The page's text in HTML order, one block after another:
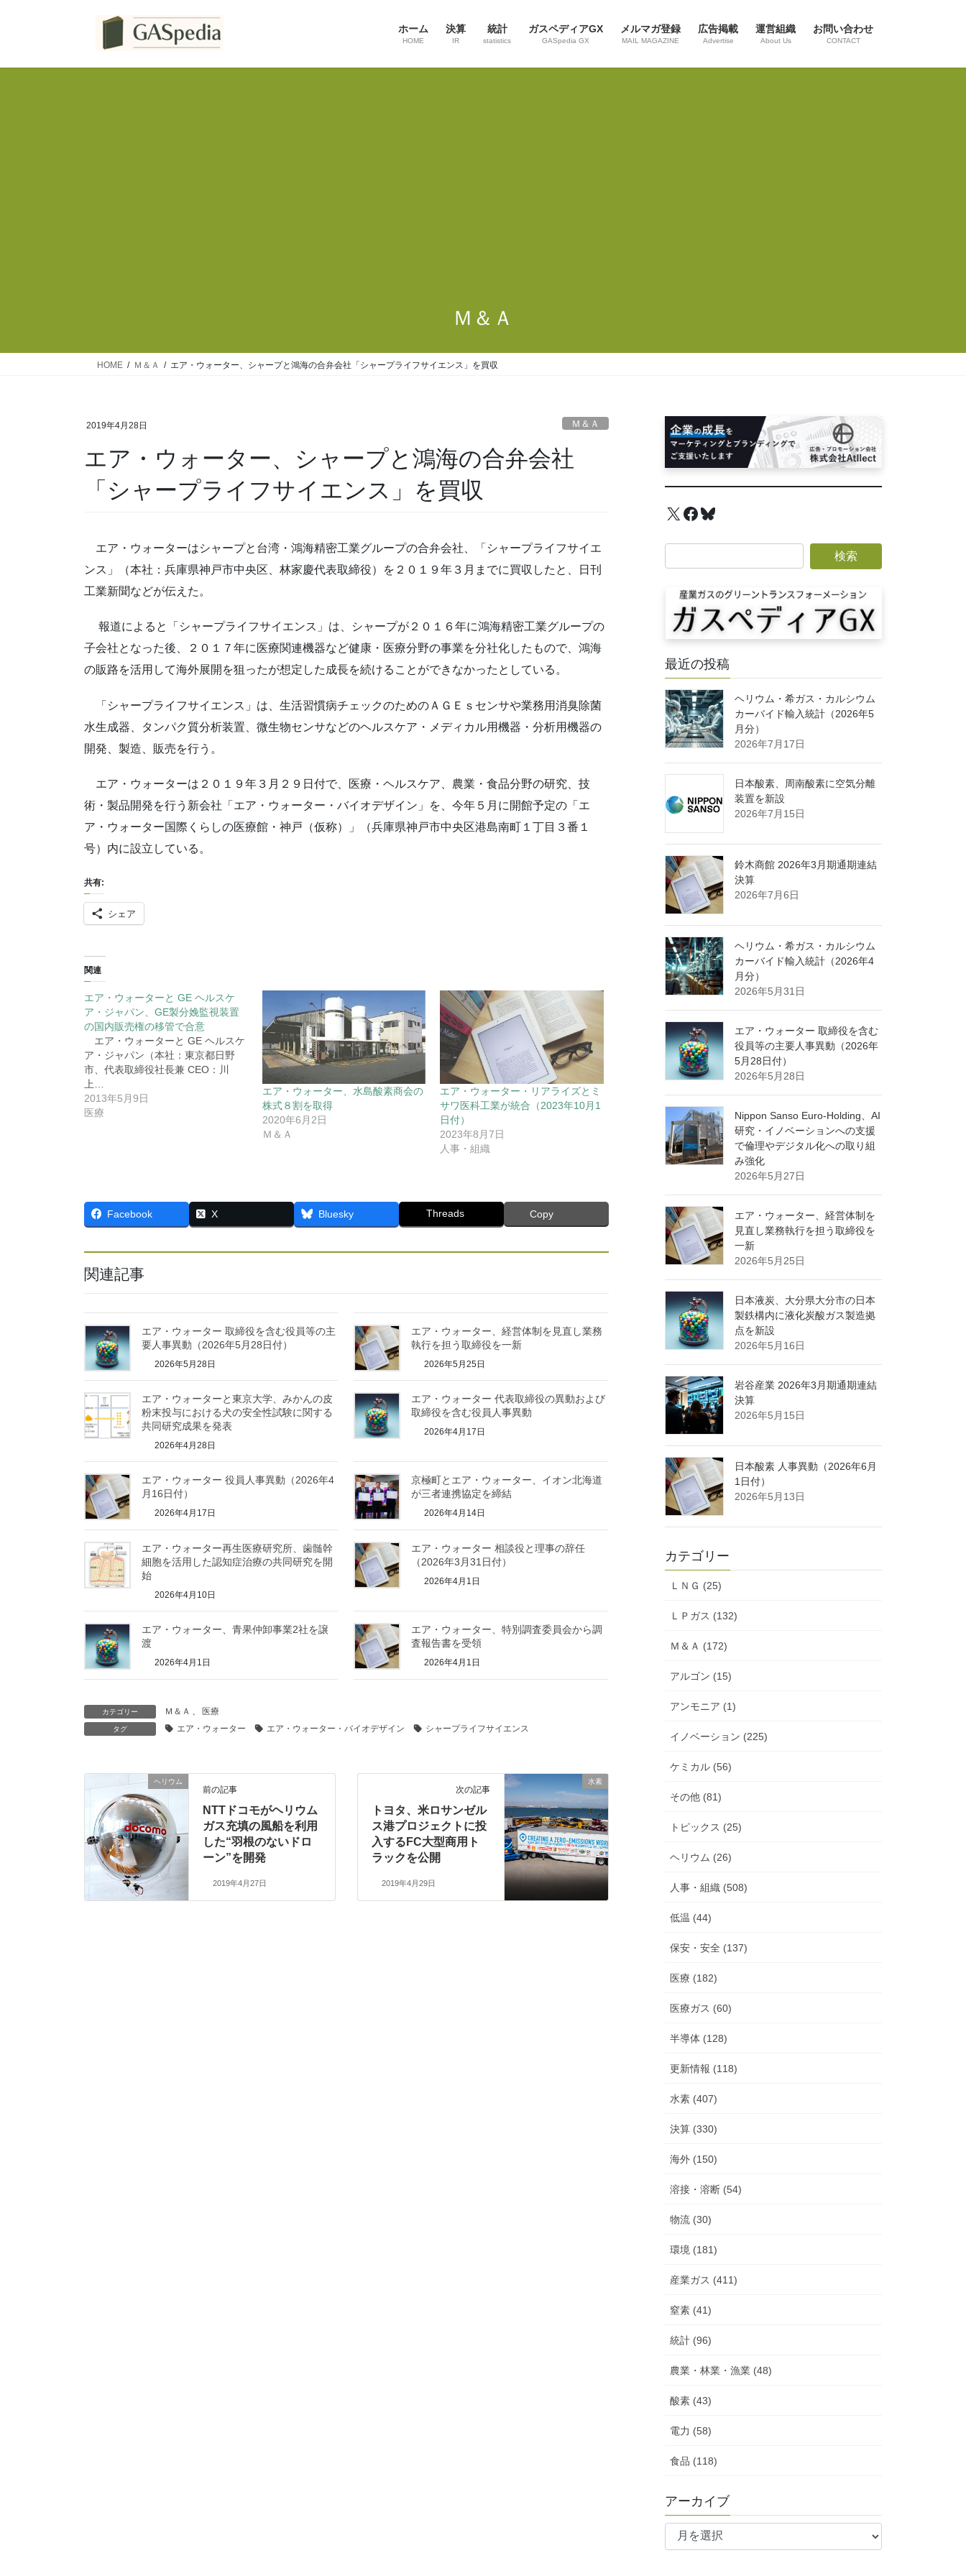
ホーム
HOME
決算
IR
統計
statistics
ガスペディアGX
GASpedia GX
メルマガ登録
MAIL MAGAZINE
広告掲載
Advertise
運営組織
About Us
お問い合わせ
CONTACT
Ｍ＆Ａ
HOME Ｍ＆Ａ エア・ウォーター、シャープと鴻海の合弁会社「シャープライフサイエンス」を買収
2019年4月28日 Ｍ＆Ａ
エア・ウォーター、シャープと鴻海の合弁会社
「シャープライフサイエンス」を買収
エア・ウォーターはシャープと台湾・鴻海精密工業グループの合弁会社、「シャープライフサイエ
ンス」（本社：兵庫県神戸市中央区、林家慶代表取締役）を２０１９年３月までに買収したと、日刊
工業新聞などが伝えた。
報道によると「シャープライフサイエンス」は、シャープが２０１６年に鴻海精密工業グループの
子会社となった後、２０１７年に医療関連機器など健康・医療分野の事業を分社化したもので、鴻海
の販路を活用して海外展開を狙ったが想定した成長を続けることができなかったとしている。
「シャープライフサイエンス」は、生活習慣病チェックのためのＡＧＥｓセンサや業務用消臭除菌
水生成器、タンパク質分析装置、微生物センサなどのヘルスケア・メディカル用機器・分析用機器の
開発、製造、販売を行う。
エア・ウォーターは２０１９年３月２９日付で、医療・ヘルスケア、農業・食品分野の研究、技
術・製品開発を行う新会社「エア・ウォーター・バイオデザイン」を、今年５月に開館予定の「エ
ア・ウォーター国際くらしの医療館・神戸（仮称）」（兵庫県神戸市中央区港島南町１丁目３番１
号）内に設立している。
共有:
シェア
関連
エア・ウォーターと GE ヘルスケ
ア・ジャパン、GE製分娩監視装置
の国内販売権の移管で合意
エア・ウォーターと GE ヘルスケ
ア・ジャパン（本社：東京都日野
市、代表取締役社長兼 CEO：川
上…
2013年5月9日
医療
エア・ウォーター、水島酸素商会の
株式８割を取得
2020年6月2日
Ｍ＆Ａ
エア・ウォーター・リアライズとミ
サワ医科工業が統合（2023年10月1
日付）
2023年8月7日
人事・組織
Facebook X Bluesky Threads Copy
関連記事
エア・ウォーター 取締役を含む役員等の主
要人事異動（2026年5月28日付）
2026年5月28日
エア・ウォーター、経営体制を見直し業務
執行を担う取締役を一新
2026年5月25日
エア・ウォーターと東京大学、みかんの皮
粉末投与における犬の安全性試験に関する
共同研究成果を発表
2026年4月28日
エア・ウォーター 代表取締役の異動および
取締役を含む役員人事異動
2026年4月17日
エア・ウォーター 役員人事異動（2026年4
月16日付）
2026年4月17日
京極町とエア・ウォーター、イオン北海道
が三者連携協定を締結
2026年4月14日
エア・ウォーター再生医療研究所、歯髄幹
細胞を活用した認知症治療の共同研究を開
始
2026年4月10日
エア・ウォーター 相談役と理事の辞任
（2026年3月31日付）
2026年4月1日
エア・ウォーター、青果仲卸事業2社を譲
渡
2026年4月1日
エア・ウォーター、特別調査委員会から調
査報告書を受領
2026年4月1日
カテゴリー Ｍ＆Ａ 医療
タグ エア・ウォーター エア・ウォーター・バイオデザイン シャープライフサイエンス
ヘリウム
前の記事
NTTドコモがヘリウム
ガス充填の風船を利用
した“羽根のないドロ
ーン”を開発
2019年4月27日
水素
次の記事
トヨタ、米ロサンゼル
ス港プロジェクトに投
入するFC大型商用ト
ラックを公開
2019年4月29日
X Facebook
Bluesky
最近の投稿
ヘリウム・希ガス・カルシウム
カーバイド輸入統計（2026年5
月分）
2026年7月17日
日本酸素、周南酸素に空気分離
装置を新設
2026年7月15日
鈴木商館 2026年3月期通期連結
決算
2026年7月6日
ヘリウム・希ガス・カルシウム
カーバイド輸入統計（2026年4
月分）
2026年5月31日
エア・ウォーター 取締役を含む
役員等の主要人事異動（2026年
5月28日付）
2026年5月28日
Nippon Sanso Euro-Holding、AI
研究・イノベーションへの支援
で倫理やデジタル化への取り組
み強化
2026年5月27日
エア・ウォーター、経営体制を
見直し業務執行を担う取締役を
一新
2026年5月25日
日本液炭、大分県大分市の日本
製鉄構内に液化炭酸ガス製造拠
点を新設
2026年5月16日
岩谷産業 2026年3月期通期連結
決算
2026年5月15日
日本酸素 人事異動（2026年6月
1日付）
2026年5月13日
カテゴリー
ＬＮＧ (25)
ＬＰガス (132)
Ｍ＆Ａ (172)
アルゴン (15)
アンモニア (1)
イノベーション (225)
ケミカル (56)
その他 (81)
トピックス (25)
ヘリウム (26)
人事・組織 (508)
低温 (44)
保安・安全 (137)
医療 (182)
医療ガス (60)
半導体 (128)
更新情報 (118)
水素 (407)
決算 (330)
海外 (150)
溶接・溶断 (54)
物流 (30)
環境 (181)
産業ガス (411)
窒素 (41)
統計 (96)
農業・林業・漁業 (48)
酸素 (43)
電力 (58)
食品 (118)
アーカイブ
ア